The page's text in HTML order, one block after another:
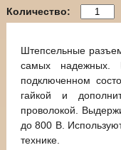
Количество:
Штепсельные
самых надежных.
подключенном
гайкой и
проволокой.
до 800 В.
технике.